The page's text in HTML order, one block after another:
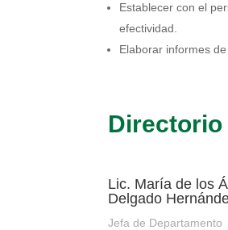
Establecer con el
efectividad.
Elaborar informes
Directorio
Lic. María de los
Delgado
Jefa de Departamento